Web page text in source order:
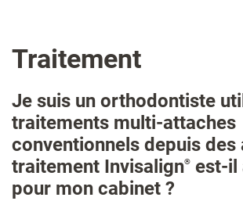
Traitement
Je suis un orthodontiste
traitements multi-attaches
conventionnels depuis des
traitement Invisalign® est-il
pour mon cabinet ?